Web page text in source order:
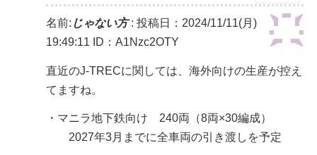
名前: じゃない方: 投稿日：2024/11/11(月)
19:49:11
ID：A1Nzc2OTY
直近のJ-TRECに関しては、海外向けの生産が控え
てますね。
・マニラ地下鉄向け 240両（8両×30編成）
2027年3月までに全車両の引き渡しを予定